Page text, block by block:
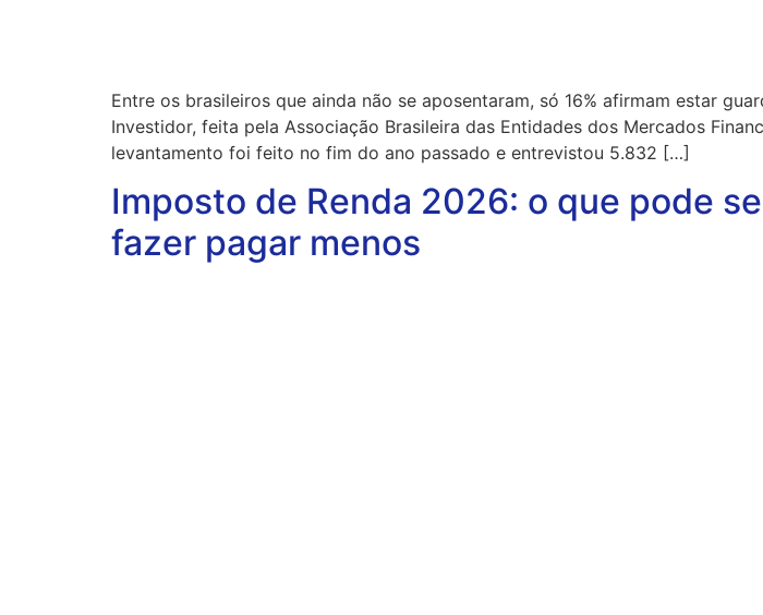
Entre os brasileiros que ainda não se aposentaram, só 16% afirmam estar
Investidor, feita pela Associação Brasileira das Entidades dos Mercados
levantamento foi feito no fim do ano passado e entrevistou 5.832 […]
Imposto de Renda 2026: o que pode
fazer pagar menos